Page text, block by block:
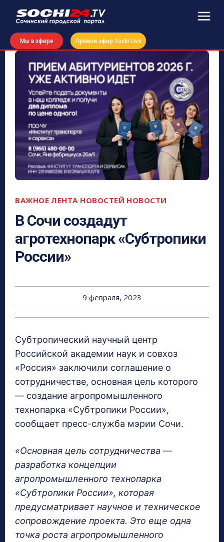
Мы в эфире Прямой эфир Sochi Live
ВАЖНОЕ ЛЕНТА НОВОСТЕЙ НОВОСТИ
В Сочи создадут
агротехнопарк «Субтропики
России»
9 февраля, 2023
Субтропический научный центр
Российской академии наук и совхоз
«Россия» заключили соглашение о
сотрудничестве, основная цель которого
— создание агропромышленного
технопарка «Субтропики России»,
сообщает пресс-служба мэрии Сочи.
«Основная цель сотрудничества —
разработка концепции
агропромышленного технопарка
«Субтропики России», которая
предусматривает научное и техническое
сопровождение проекта. Это еще одна
точка роста агропромышленного